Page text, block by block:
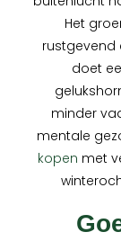
Het
rustgevend
doet
minder
mentale
kopen met